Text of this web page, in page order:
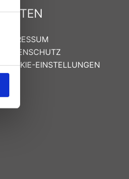
SEITEN
IMPRESSUM
DATENSCHUTZ
COOKIE-EINSTELLUNGEN